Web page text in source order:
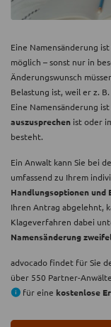
Eine Namensänderung
möglich – sonst nur in
Änderungswunsch
Belastung ist, weil er z.
Eine Namensänderung
auszusprechen ist oder
besteht.
Ein Anwalt kann Sie bei
umfassend zu Ihrem
Handlungsoptionen und
Ihren Antrag abgelehnt,
Klageverfahren dabei
Namensänderung
advocado findet für Sie
über 550 Partner-
für eine kostenlose